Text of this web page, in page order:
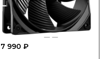
7 990 ₽